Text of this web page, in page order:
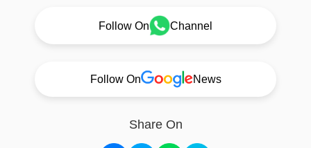
Follow On Channel
Follow On News
Share On